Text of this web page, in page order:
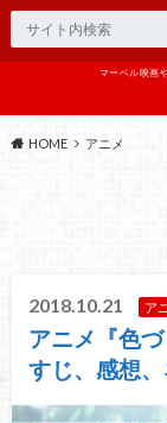
マーベル映画
HOME アニメ
2018.10.21 ア
アニメ『色
すじ、感想